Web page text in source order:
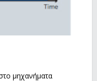
μηχανήματα